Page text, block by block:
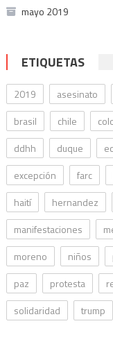
mayo 2019
ETIQUETAS
2019 asesinato
brasil
chile
ddhh
duque
excepción
farc
haití
hernandez
manifestaciones
moreno
niños
paz
protesta
solidaridad
trump